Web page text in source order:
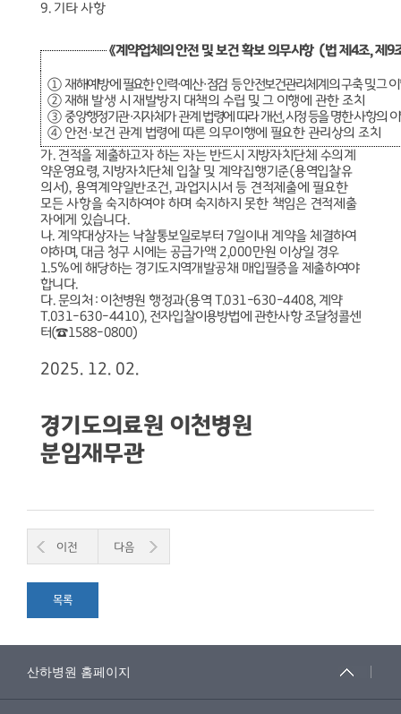
9. 기타 사항
《계약업체의 안전 및 보건 확보 의무사항（법 제4조,제 9
① 재해예방에 필요한 인력·예산·점검 등 안전보건관리체계의 구축 및 그
② 재해 발생 시 재발방지 대책의 수립 및 그 이행에 관한 조치
③ 중앙행정기관·지자체가 관계 법령에 따라 개선,시정 등을 명한 사항의
④ 안전·보건 관계 법령에 따른 의무이행에 필요한 관리상의 조치
가. 견적을 제출하고자 하는 자는 반드시 지방자치단체 수의계
약운영요령, 지방자치단체 입찰 및 계약집행기준(용역입찰유
의서), 용역계약일반조건,과업지시서 등 견적제출에 필요한
모든 사항을숙지하여야 하며 숙지하지 못한 책임은 견적제출
자에게 있습니다.
나. 계약대상자는 낙찰통보일로부터 7일이내 계약을 체결하여
야하며, 대금 청구 시에는 공급가액 2,000만원 이상일 경우
1.5%에 해당하는 경기도지역개발공채 매입필증을 제출하여야
합니다.
다.문의처 : 이천병원 행정과(용역 T.031-630-4408, 계약
T.031-630-4410), 전자입찰이용방법에 관한사항 조달청콜센
터(☎1588-0800)
2025. 12. 02.
경기도의료원 이천병원
분임재무관
이전 다음
목록